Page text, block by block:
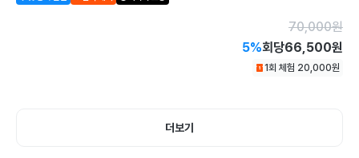
70,000원
5%회당66,500원
1회 체험 20,000원
더보기